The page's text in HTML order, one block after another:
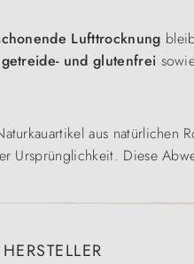
Lufttrocknung
getreide- und glutenfrei
aus
Ursprünglichkeit. Diese
HERSTELLER